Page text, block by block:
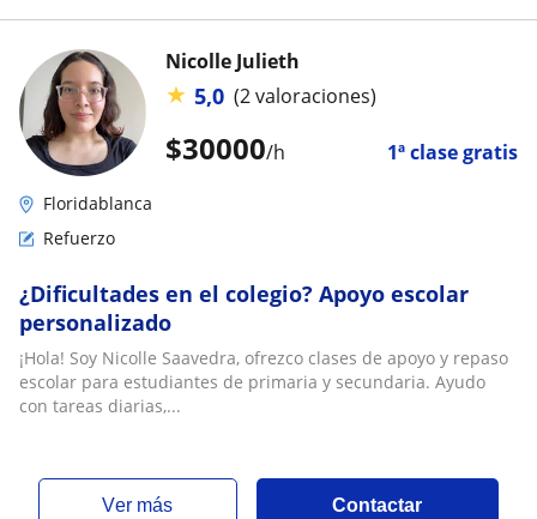
$30000/h 1ª clase gratis
Nicolle Julieth
★ 5,0 (2 valoraciones)
Floridablanca
Refuerzo
¿Dificultades en el colegio? Apoyo escolar
personalizado
¡Hola! Soy Nicolle Saavedra, ofrezco clases de apoyo y repaso
escolar para estudiantes de primaria y secundaria. Ayudo
con tareas diarias,...
ver más Contactar